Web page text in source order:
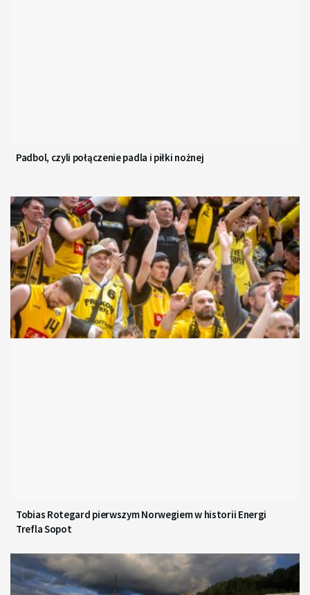
Padbol, czyli połączenie padla i piłki nożnej
Tobias Rotegard pierwszym Norwegiem w historii Energi
Trefla Sopot